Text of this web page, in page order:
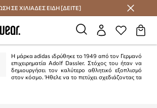
Εξοικονομήστε με το Answear Club
ΣΕ ΧΙΛΙΑΔΕΣ ΕΙΔΗ [ΔΕΙΤΕ]
Η μάρκα adidas ιδρύθηκε το 1949 από τον Γερμανό
επιχειρηματία Adolf Dassler. Στόχος του ήταν να
δημιουργήσει τον καλύτερο αθλητικό εξοπλισμό
στον κόσμο. Ήθελε να το πετύχει σχεδιάζοντας τα